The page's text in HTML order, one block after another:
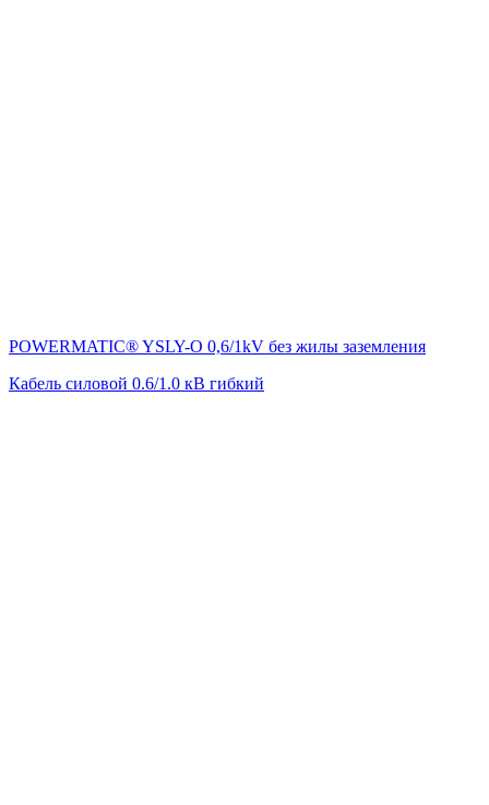
POWERMATIC® YSLY-O 0,6/1kV без жилы заземления
Кабель силовой 0.6/1.0 кВ гибкий